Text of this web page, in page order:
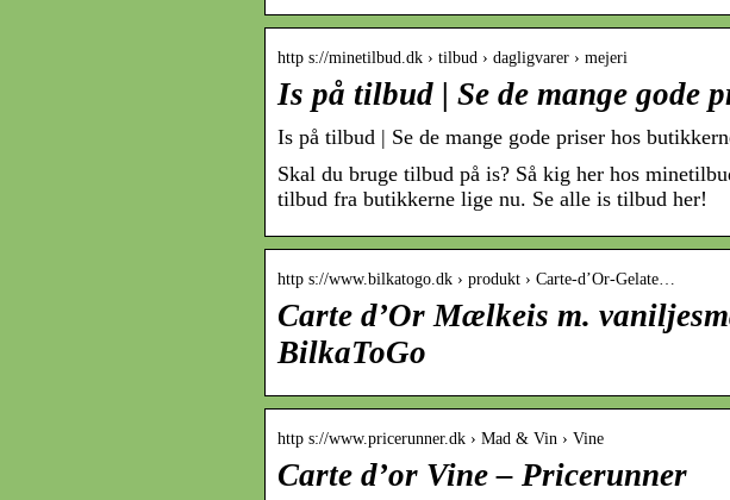
http s://minetilbud.dk › tilbud › dagligvarer › mejeri
Is på tilbud | Se de mange gode
Is på tilbud | Se de mange gode priser hos
Skal du bruge tilbud på is? Så kig her hos
tilbud fra butikkerne lige nu. Se alle is tilbud her!
http s://www.bilkatogo.dk › produkt › Carte-d’Or-Gelate…
Carte d’Or Mælkeis m.
BilkaToGo
http s://www.pricerunner.dk › Mad & Vin › Vine
Carte d’or Vine – Pricerunner